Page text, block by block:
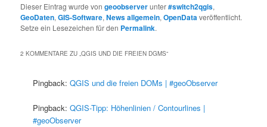
Dieser Eintrag wurde vongeoobserverunter#switch2qgis,
GeoDaten,GIS-Software,News allgemein,OpenDataveröffentlicht.
Setze ein Lesezeichen für den Permalink.
2 KOMMENTARE ZU „QGIS UND DIE FREIEN DGMS“
Pingback:QGIS und die freien DOMs | #geoObserver
Pingback:QGIS-Tipp: Höhenlinien / Contourlines |
#geoObserver